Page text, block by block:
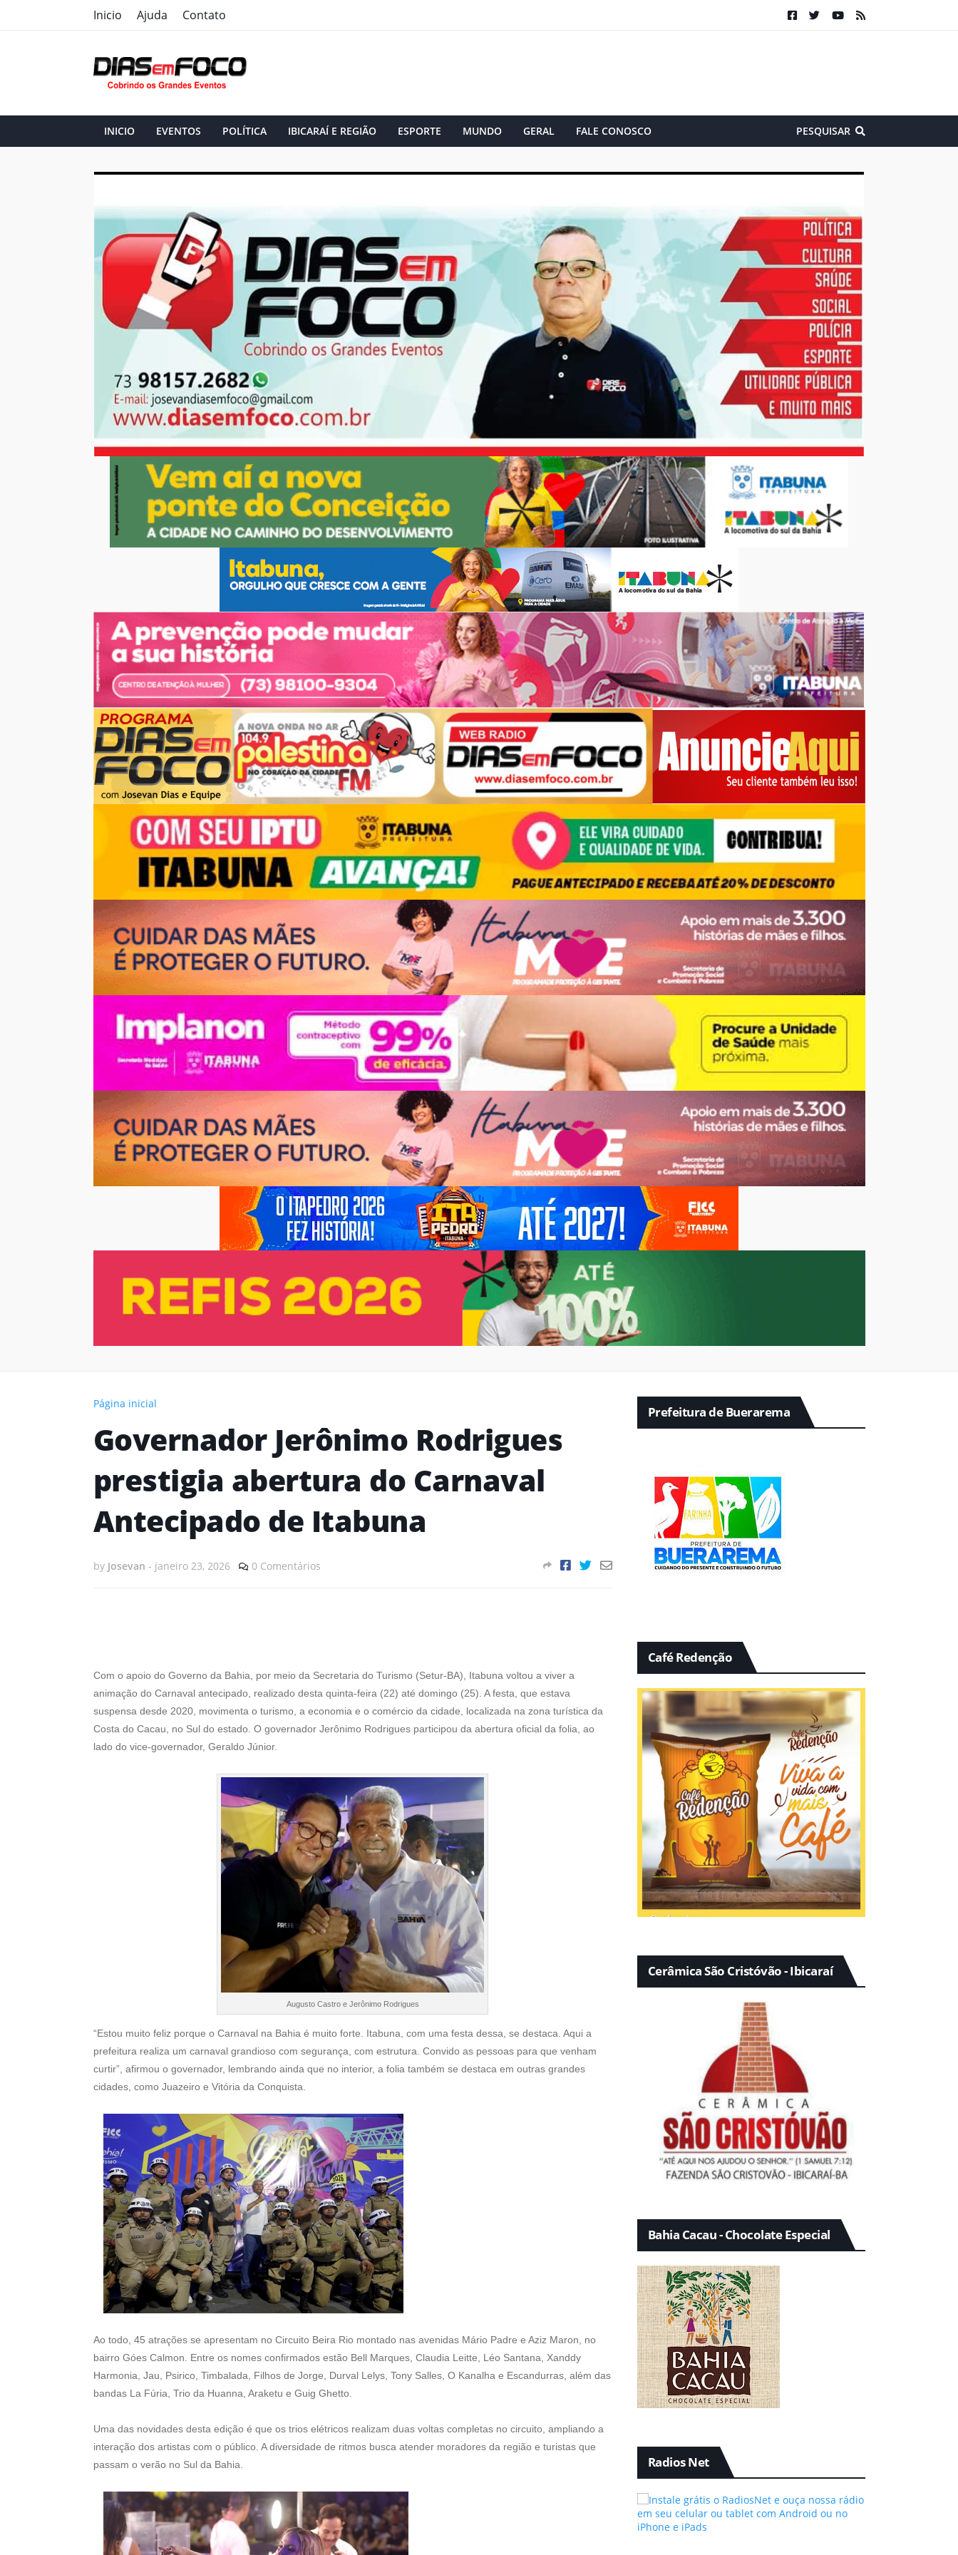
Inicio Ajuda Contato
INICIO EVENTOS POLÍTICA IBICARAÍ E REGIÃO ESPORTE MUNDO GERAL FALE CONOSCO PESQUISAR
Página inicial
Governador Jerônimo Rodrigues
prestigia abertura do Carnaval
Antecipado de Itabuna
by Josevan - janeiro 23, 2026 0 Comentários
Com o apoio do Governo da Bahia, por meio da Secretaria do Turismo (Setur-BA), Itabuna voltou a viver a
animação do Carnaval antecipado, realizado desta quinta-feira (22) até domingo (25). A festa, que estava
suspensa desde 2020, movimenta o turismo, a economia e o comércio da cidade, localizada na zona turística da
Costa do Cacau, no Sul do estado. O governador Jerônimo Rodrigues participou da abertura oficial da folia, ao
lado do vice-governador, Geraldo Júnior.
Augusto Castro e Jerônimo Rodrigues
“Estou muito feliz porque o Carnaval na Bahia é muito forte. Itabuna, com uma festa dessa, se destaca. Aqui a
prefeitura realiza um carnaval grandioso com segurança, com estrutura. Convido as pessoas para que venham
curtir”, afirmou o governador, lembrando ainda que no interior, a folia também se destaca em outras grandes
cidades, como Juazeiro e Vitória da Conquista.
Ao todo, 45 atrações se apresentam no Circuito Beira Rio montado nas avenidas Mário Padre e Aziz Maron, no
bairro Góes Calmon. Entre os nomes confirmados estão Bell Marques, Claudia Leitte, Léo Santana, Xanddy
Harmonia, Jau, Psirico, Timbalada, Filhos de Jorge, Durval Lelys, Tony Salles, O Kanalha e Escandurras, além das
bandas La Fúria, Trio da Huanna, Araketu e Guig Ghetto.
Uma das novidades desta edição é que os trios elétricos realizam duas voltas completas no circuito, ampliando a
interação dos artistas com o público. A diversidade de ritmos busca atender moradores da região e turistas que
passam o verão no Sul da Bahia.
Prefeitura de Buerarema
Café Redenção
Cerâmica São Cristóvão - Ibicaraí
Bahia Cacau - Chocolate Especial
Radios Net